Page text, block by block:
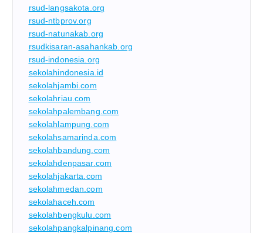
rsud-langsakota.org
rsud-ntbprov.org
rsud-natunakab.org
rsudkisaran-asahankab.org
rsud-indonesia.org
sekolahindonesia.id
sekolahjambi.com
sekolahriau.com
sekolahpalembang.com
sekolahlampung.com
sekolahsamarinda.com
sekolahbandung.com
sekolahdenpasar.com
sekolahjakarta.com
sekolahmedan.com
sekolahaceh.com
sekolahbengkulu.com
sekolahpangkalpinang.com